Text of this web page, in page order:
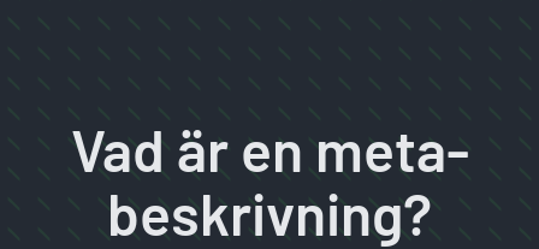
Vad är en meta-
beskrivning?